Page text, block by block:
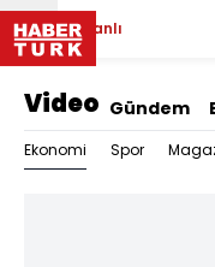
Canlı
Video Gündem
Ekonomi Spor